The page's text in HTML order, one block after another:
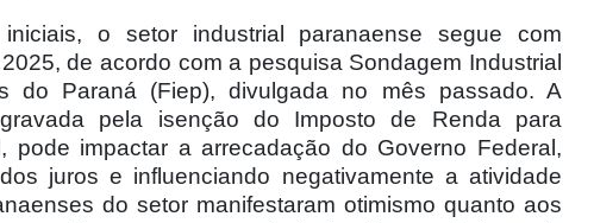
o setor industrial paranaense segue com
de acordo com a pesquisa Sondagem Industrial
do Paraná (Fiep), divulgada no mês passado. A
pela isenção do Imposto de Renda para
pode impactar a arrecadação do Governo Federal,
juros e influenciando negativamente a atividade
do setor manifestaram otimismo quanto aos